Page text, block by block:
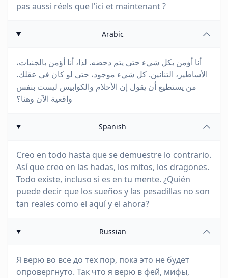
pas aussi réels que l'ici et maintenant ?
Arabic
أنا أؤمن بكل شيء حتى يتم دحضه. لذا، أنا أؤمن بالجنيات،
الأساطير، التنانين. كل شيء موجود، حتى لو كان في عقلك.
من يستطيع أن يقول إن الأحلام والكوابيس ليست بنفس
واقعية الآن وهنا؟
Spanish
Creo en todo hasta que se demuestre lo contrario.
Así que creo en las hadas, los mitos, los dragones.
Todo existe, incluso si es en tu mente. ¿Quién
puede decir que los sueños y las pesadillas no son
tan reales como el aquí y el ahora?
Russian
Я верю во все до тех пор, пока это не будет
опровергнуто. Так что я верю в фей, мифы,